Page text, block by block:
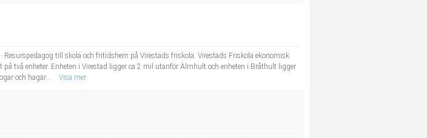
till skola och fritidshem på Virestads friskola. Virestads Friskola ekonomisk
två enheter. Enheten i Virestad ligger ca 2 mil utanför Älmhult och enheten i Bråthult ligger
och hagar...
Visa mer